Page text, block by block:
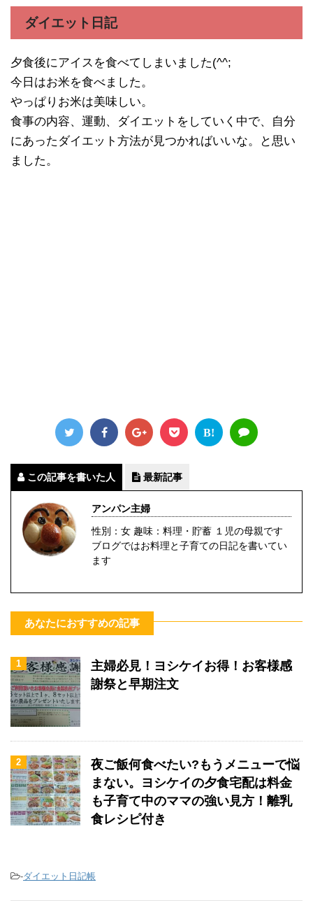
ダイエット日記
夕食後にアイスを食べてしまいました(^^;
今日はお米を食べました。
やっぱりお米は美味しい。
食事の内容、運動、ダイエットをしていく中で、自分
にあったダイエット方法が見つかればいいな。と思い
ました。
B!
この記事を書いた人 最新記事
アンパン主婦
性別：女 趣味：料理・貯蓄 １児の母親です
ブログではお料理と子育ての日記を書いてい
ます
あなたにおすすめの記事
1
主婦必見！ヨシケイお得！お客様感
謝祭と早期注文
2
夜ご飯何食べたい?もうメニューで悩
まない。ヨシケイの夕食宅配は料金
も子育て中のママの強い見方！離乳
食レシピ付き
-ダイエット日記帳